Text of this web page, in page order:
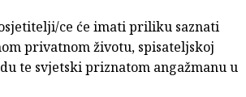
ce će imati priliku saznati
privatnom životu, spisateljskoj
te svjetski priznatom angažmanu u